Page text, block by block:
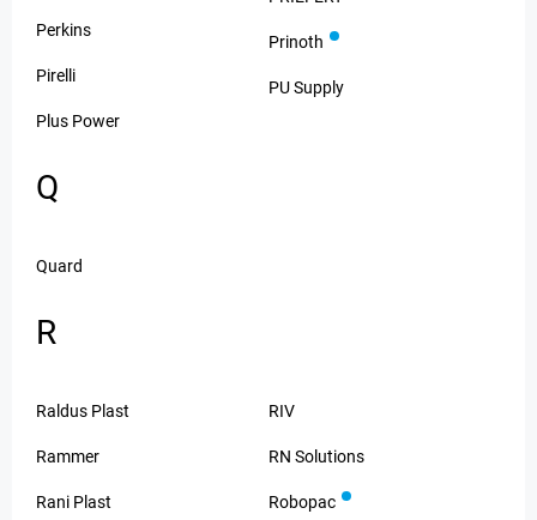
Perkins
Pirelli
Plus Power
Prinoth
PU Supply
Q
Quard
R
Raldus Plast
Rammer
Rani Plast
RIV
RN Solutions
Robopac